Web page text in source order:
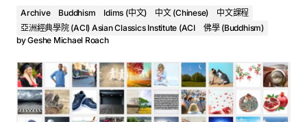
Archive Buddhism Idims (中文) 中文 (Chinese)
中文課程
亞洲經典學院 (ACI) Asian Classics Institute (ACI
佛學 (Buddhism)
byGeshe Michael Roach